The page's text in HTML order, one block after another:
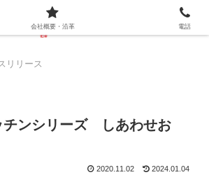
リリース
チンシリーズ しあわせお
2020.11.02 2024.01.04
会社概要・沿革 電話